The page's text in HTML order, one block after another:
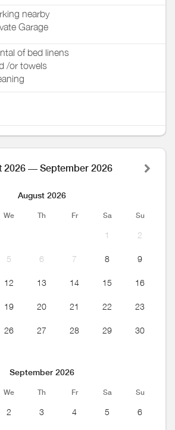
nearby
Garage
of bed linens
/or towels
2026 — September 2026
August 2026
We Th Fr Sa Su
1 2
5 6 7 8 9
12 13 14 15 16
19 20 21 22 23
26 27 28 29 30
September 2026
We Th Fr Sa Su
2 3 4 5 6